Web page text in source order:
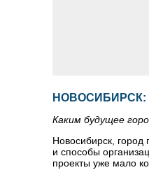
НОВОСИБИРСК:
Каким будущее
Новосибирск, город
и способы
проекты уже мало